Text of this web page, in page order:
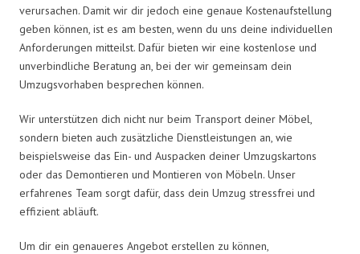
verursachen. Damit wir dir jedoch eine genaue Kostenaufstellung
geben können, ist es am besten, wenn du uns deine individuellen
Anforderungen mitteilst. Dafür bieten wir eine kostenlose und
unverbindliche Beratung an, bei der wir gemeinsam dein
Umzugsvorhaben besprechen können.
Wir unterstützen dich nicht nur beim Transport deiner Möbel,
sondern bieten auch zusätzliche Dienstleistungen an, wie
beispielsweise das Ein- und Auspacken deiner Umzugskartons
oder das Demontieren und Montieren von Möbeln. Unser
erfahrenes Team sorgt dafür, dass dein Umzug stressfrei und
effizient abläuft.
Um dir ein genaueres Angebot erstellen zu können,